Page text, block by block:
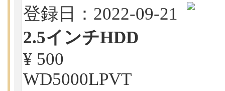
登録日：2022-09-21
2.5インチHDD
¥ 500
WD5000LPVT